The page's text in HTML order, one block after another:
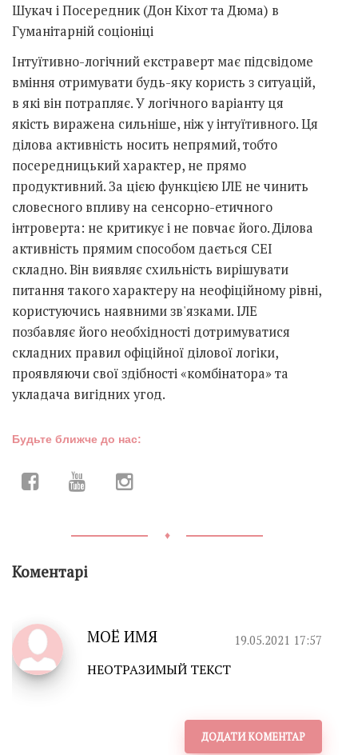
Шукач і Посередник (Дон Кіхот та Дюма) в
Гуманітарній соціоніці
Інтуїтивно-логічний екстраверт має підсвідоме
вміння отримувати будь-яку користь з ситуацій,
в які він потрапляє. У логічного варіанту ця
якість виражена сильніше, ніж у інтуїтивного. Ця
ділова активність носить непрямий, тобто
посередницький характер, не прямо
продуктивний. За цією функцією ІЛЕ не чинить
словесного впливу на сенсорно-етичного
інтроверта: не критикує і не повчає його. Ділова
активність прямим способом дається СЕІ
складно. Він виявляє схильність вирішувати
питання такого характеру на неофіційному рівні,
користуючись наявними зв'язками. ІЛЕ
позбавляє його необхідності дотримуватися
складних правил офіційної ділової логіки,
проявляючи свої здібності «комбінатора» та
укладача вигідних угод.
Будьте ближче до нас:
♦
Коментарі
МОЁ ИМЯ 19.05.2021 17:57
НЕОТРАЗИМЫЙ ТЕКСТ
ДОДАТИ КОМЕНТАР